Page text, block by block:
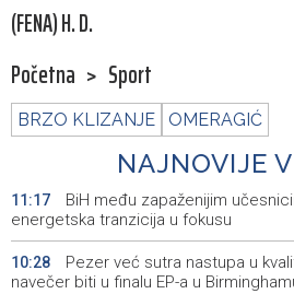
(FENA) H. D.
Početna > Sport
BRZO KLIZANJE OMERAGIĆ
NAJNOVIJE
11:17
BiH među zapaženijim
energetska tranzicija u fokusu
10:28
Pezer već sutra nastupa u
navečer biti u finalu EP-a u